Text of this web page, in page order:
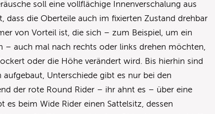
soll eine vollflächige Innenverschalung aus
dass die Oberteile auch im fixierten Zustand drehbar
von Vorteil ist, die sich – zum Beispiel, um ein
– auch mal nach rechts oder links drehen möchten,
oder die Höhe verändert wird. Bis hierhin sind
aufgebaut, Unterschiede gibt es nur bei den
der rote Round Rider – ihr ahnt es – über eine
es beim Wide Rider einen Sattelsitz, dessen